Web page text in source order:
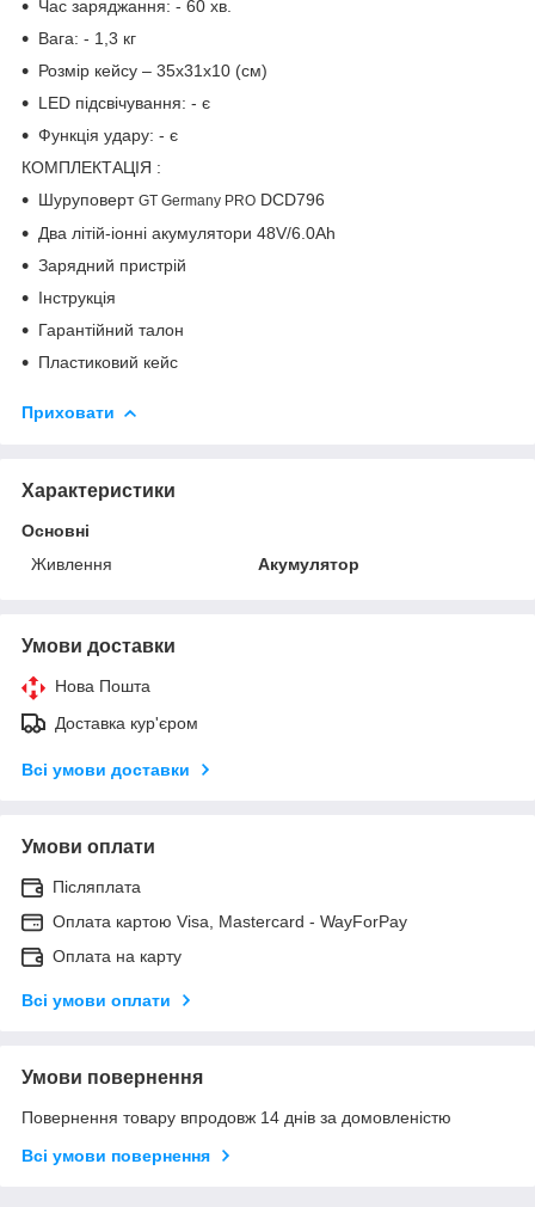
Час заряджання: - 60 хв.
Вага: - 1,3 кг
Розмір кейсу – 35х31х10 (см)
LED підсвічування: - є
Функція удару: - є
КОМПЛЕКТАЦІЯ :
Шуруповерт GT Germany PRO DCD796
Два літій-іонні акумулятори 48V/6.0Ah
Зарядний пристрій
Інструкція
Гарантійний талон
Пластиковий кейс
Приховати
Характеристики
Основні
Живлення
Акумулятор
Умови доставки
Нова Пошта
Доставка кур'єром
Всі умови доставки
Умови оплати
Післяплата
Оплата картою Visa, Mastercard - WayForPay
Оплата на карту
Всі умови оплати
Умови повернення
Повернення товару впродовж 14 днів за домовленістю
Всі умови повернення